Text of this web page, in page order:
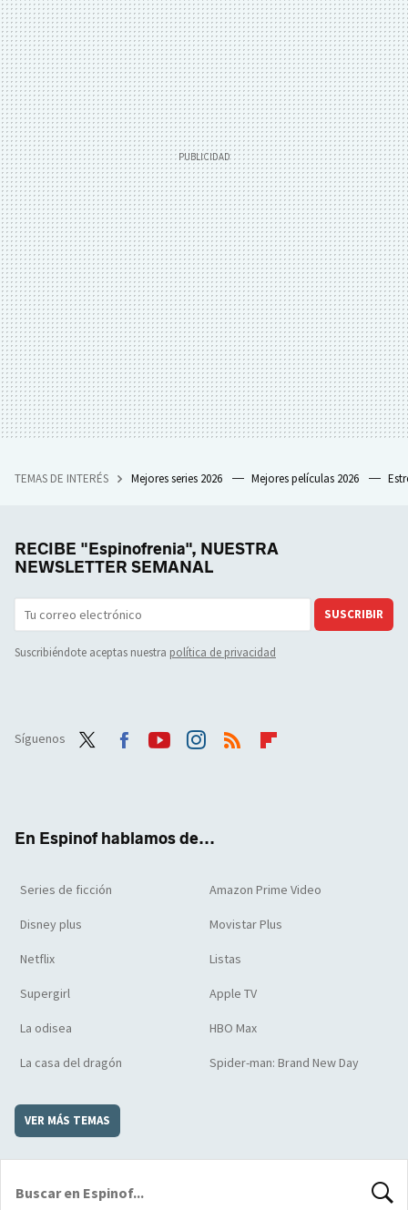
TEMAS DE INTERÉS Mejores series 2026 Mejores películas 2026
RECIBE "Espinofrenia", NUESTRA
NEWSLETTER SEMANAL
SUSCRIBIR
Suscribiéndote aceptas nuestra política de privacidad
Síguenos
En Espinof hablamos de...
Series de ficción Amazon Prime Video
Disney plus Movistar Plus
Netflix Listas
Supergirl Apple TV
La odisea HBO Max
La casa del dragón Spider-man: Brand New Day
VER MÁS TEMAS